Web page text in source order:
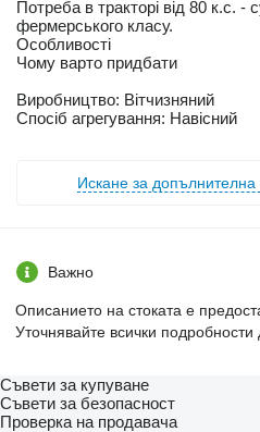
Потреба в тракторі від 80 к.с. -
фермерського класу.
Особливості
Чому варто придбати
Виробництво: Вітчизняний
Спосіб агрегування: Навісний
Искане за
Важно
Описанието на стоката е
Уточнявайте всички подробности
Съвети за купуване
Съвети за безопасност
Проверка на продавача